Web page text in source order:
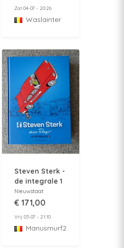
Zat 04-07 - 20:26
Waslainter
Steven Sterk -
de integrale 1
- HC - 1e druk
2017
Nieuwstaat
€ 171,00
Vrij 03-07 - 21:10
Manusmurf2